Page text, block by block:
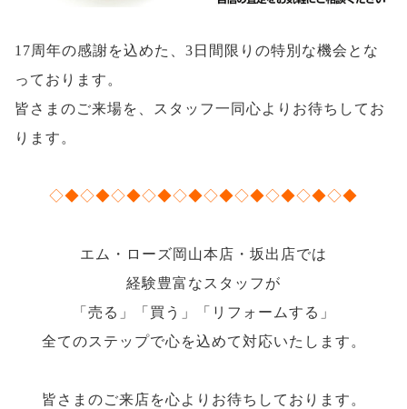
17周年の感謝を込めた、3日間限りの特別な機会とな
っております。
皆さまのご来場を、スタッフ一同心よりお待ちしてお
ります。
◇◆◇◆◇◆◇◆◇◆◇◆◇◆◇◆◇◆◇◆
エム・ローズ岡山本店・坂出店では
経験豊富なスタッフが
「売る」「買う」「リフォームする」
全てのステップで心を込めて対応いたします。
皆さまのご来店を心よりお待ちしております。